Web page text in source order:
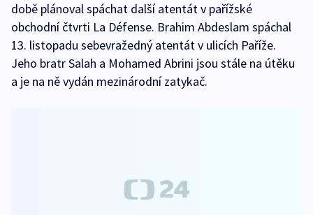
době plánoval spáchat další atentát v pařížské
obchodní čtvrti La Défense. Brahim Abdeslam spáchal
13. listopadu sebevražedný atentát v ulicích Paříže.
Jeho bratr Salah a Mohamed Abrini jsou stále na útěku
a je na ně vydán mezinárodní zatykač.